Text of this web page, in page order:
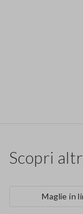
Scopri
Maglie in